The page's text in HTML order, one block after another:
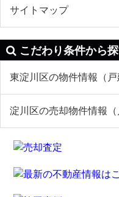
サイトマップ
こだわり条件から
東淀川区の物件情報（戸
淀川区の売却物件情報（